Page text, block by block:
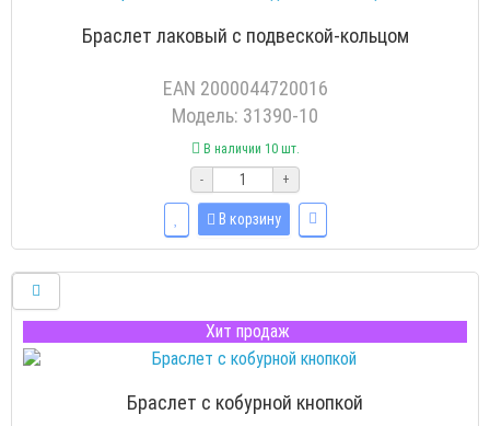
Браслет лаковый с подвеской-кольцом
EAN 2000044720016
Модель: 31390-10
В наличии 10 шт.
-
+
В корзину
Хит продаж
Браслет с кобурной кнопкой